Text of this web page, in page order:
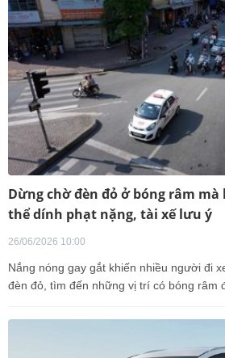
Dừng chờ đèn đỏ ở bóng râm mà
thể dính phạt nặng, tài xế lưu ý
26/06/2026 10:00
Nắng nóng gay gắt khiến nhiều người đi
đèn đỏ, tìm đến những vị trí có bóng râm